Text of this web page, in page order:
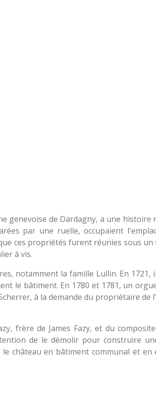
genevoise de Dardagny, a une histoire
par une ruelle, occupaient
ces propriétés furent réunies sous
à vis.
notamment la famille Lullin. En 1721,
le bâtiment. En 1780 et 1781, un
à la demande du propriétaire de
frère de James Fazy, et du
de le démolir pour construire
château en bâtiment communal et en